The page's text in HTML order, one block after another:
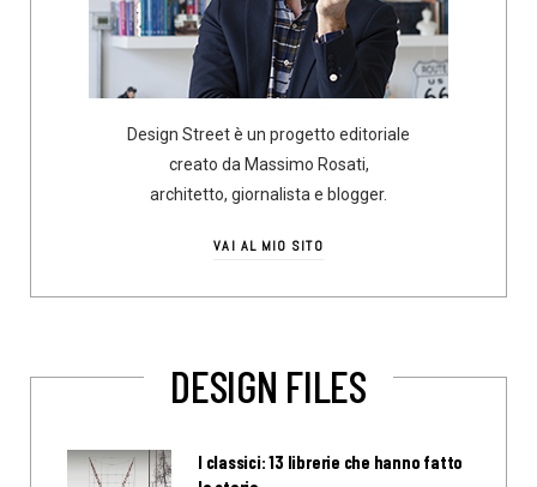
Design Street è un progetto editoriale
creato da Massimo Rosati,
architetto, giornalista e blogger.
VAI AL MIO SITO
DESIGN FILES
I classici: 13 librerie che hanno fatto